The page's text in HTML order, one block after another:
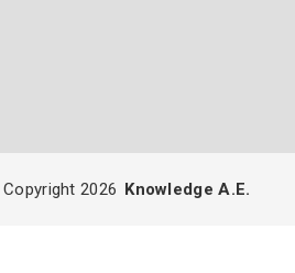
Copyright 2026 Knowledge A.E.